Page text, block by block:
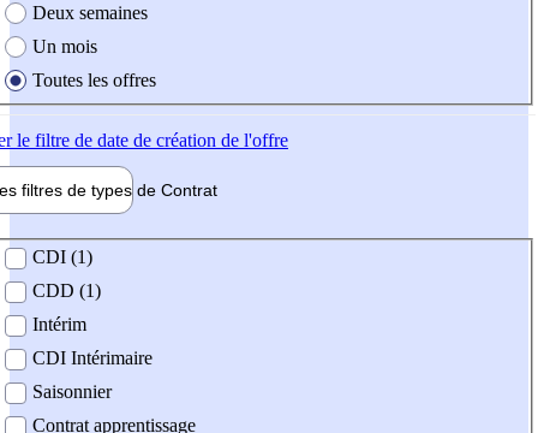
Deux semaines
Un mois
Toutes les offres
le filtre de date de création de l'offre
filtres de types de Contrat
contrat
CDI (1)
CDD (1)
Intérim
CDI Intérimaire
Saisonnier
Contrat apprentissage